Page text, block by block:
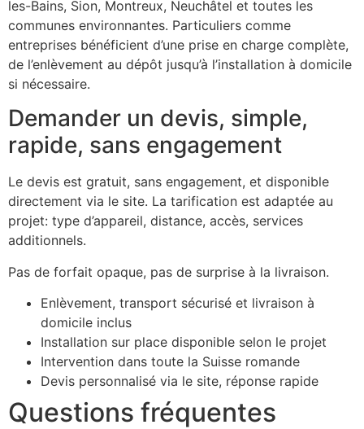
les-Bains, Sion, Montreux, Neuchâtel et toutes les
communes environnantes. Particuliers comme
entreprises bénéficient d’une prise en charge complète,
de l’enlèvement au dépôt jusqu’à l’installation à domicile
si nécessaire.
Demander un devis, simple,
rapide, sans engagement
Le devis est gratuit, sans engagement, et disponible
directement via le site. La tarification est adaptée au
projet: type d’appareil, distance, accès, services
additionnels.
Pas de forfait opaque, pas de surprise à la livraison.
Enlèvement, transport sécurisé et livraison à
domicile inclus
Installation sur place disponible selon le projet
Intervention dans toute la Suisse romande
Devis personnalisé via le site, réponse rapide
Questions fréquentes